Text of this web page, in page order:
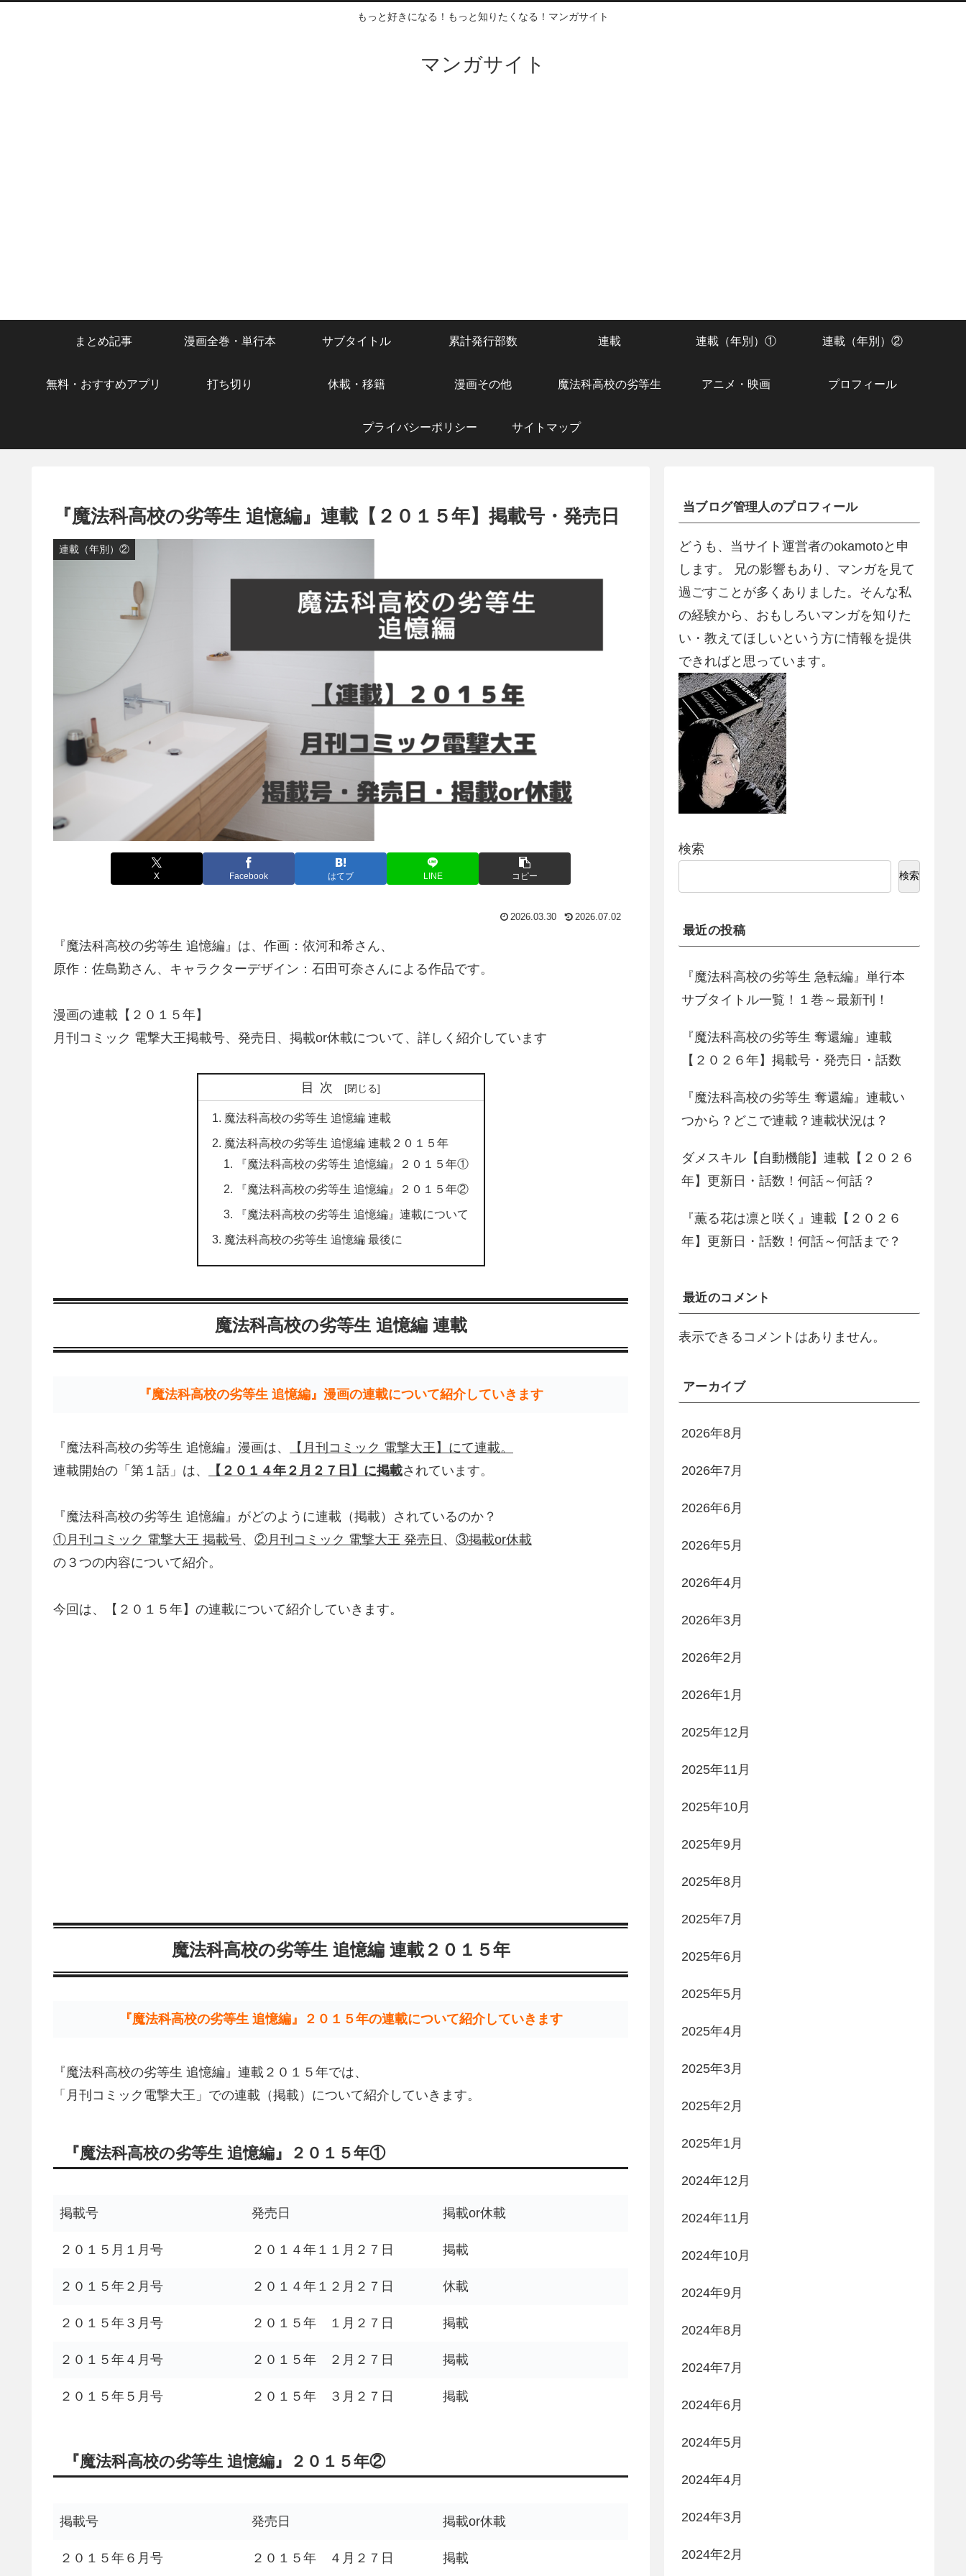
もっと好きになる！もっと知りたくなる！マンガサイト
マンガサイト
まとめ記事 漫画全巻・単行本 サブタイトル 累計発行部数 連載 連載（年別）① 連載（年別）②
無料・おすすめアプリ 打ち切り 休載・移籍 漫画その他 魔法科高校の劣等生 アニメ・映画 プロフィール
プライバシーポリシー サイトマップ
『魔法科高校の劣等生 追憶編』連載【２０１５年】掲載号・発売日
連載（年別）②
X Facebook はてブ LINE コピー
2026.03.30 2026.07.02
『魔法科高校の劣等生 追憶編』は、作画：依河和希さん、
原作：佐島勤さん、キャラクターデザイン：石田可奈さんによる作品です。
漫画の連載【２０１５年】
月刊コミック 電撃大王掲載号、発売日、掲載or休載について、詳しく紹介しています
目次
魔法科高校の劣等生 追憶編 連載
魔法科高校の劣等生 追憶編 連載２０１５年
『魔法科高校の劣等生 追憶編』２０１５年①
『魔法科高校の劣等生 追憶編』２０１５年②
『魔法科高校の劣等生 追憶編』連載について
魔法科高校の劣等生 追憶編 最後に
魔法科高校の劣等生 追憶編 連載
『魔法科高校の劣等生 追憶編』漫画の連載について紹介していきます
『魔法科高校の劣等生 追憶編』漫画は、
【月刊コミック 電撃大王】にて連載。
連載開始の「第１話」は、
【２０１４年２月２７日】に掲載されています。
『魔法科高校の劣等生 追憶編』がどのように連載（掲載）されているのか？
①月刊コミック 電撃大王 掲載号、 ②月刊コミック 電撃大王 発売日 、 ③掲載or休載
の３つの内容について紹介。
今回は、【２０１５年】の連載について紹介していきます。
魔法科高校の劣等生 追憶編 連載２０１５年
『魔法科高校の劣等生 追憶編』２０１５年の連載について紹介していきます
『魔法科高校の劣等生 追憶編』連載２０１５年では、
「月刊コミック電撃大王」での連載（掲載）について紹介していきます。
『魔法科高校の劣等生 追憶編』２０１５年①
掲載号 発売日 掲載or休載
２０１５月１月号 ２０１４年１１月２７日 掲載
２０１５年２月号 ２０１４年１２月２７日 休載
２０１５年３月号 ２０１５年 １月２７日 掲載
２０１５年４月号 ２０１５年 ２月２７日 掲載
２０１５年５月号 ２０１５年 ３月２７日 掲載
『魔法科高校の劣等生 追憶編』２０１５年②
掲載号 発売日 掲載or休載
２０１５年６月号 ２０１５年 ４月２７日 掲載
当ブログ管理人のプロフィール
どうも、当サイト運営者のokamotoと申
します。 兄の影響もあり、マンガを見て
過ごすことが多くありました。そんな私
の経験から、おもしろいマンガを知りた
い・教えてほしいという方に情報を提供
できればと思っています。
検索
検索
最近の投稿
『魔法科高校の劣等生 急転編』単行本
サブタイトル一覧！１巻～最新刊！
『魔法科高校の劣等生 奪還編』連載
【２０２６年】掲載号・発売日・話数
『魔法科高校の劣等生 奪還編』連載い
つから？どこで連載？連載状況は？
ダメスキル【自動機能】連載【２０２６
年】更新日・話数！何話～何話？
『薫る花は凛と咲く』連載【２０２６
年】更新日・話数！何話～何話まで？
最近のコメント
表示できるコメントはありません。
アーカイブ
2026年8月
2026年7月
2026年6月
2026年5月
2026年4月
2026年3月
2026年2月
2026年1月
2025年12月
2025年11月
2025年10月
2025年9月
2025年8月
2025年7月
2025年6月
2025年5月
2025年4月
2025年3月
2025年2月
2025年1月
2024年12月
2024年11月
2024年10月
2024年9月
2024年8月
2024年7月
2024年6月
2024年5月
2024年4月
2024年3月
2024年2月